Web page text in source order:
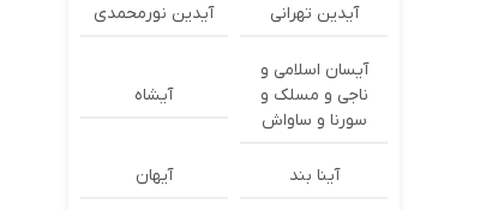
آیدین تهرانی آیدین نورمحمدی
آیسان اسلامی و
ناجی و مسلک و
سورنا و ساواش
آیشاه
آینا بند آیهان